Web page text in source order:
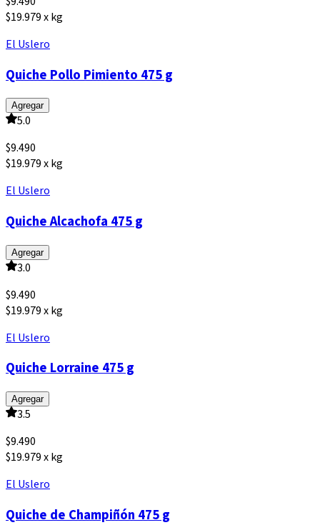
$19.979 x kg
El Uslero
Quiche Pollo Pimiento 475 g
Agregar
5.0
$9.490
$19.979 x kg
El Uslero
Quiche Alcachofa 475 g
Agregar
3.0
$9.490
$19.979 x kg
El Uslero
Quiche Lorraine 475 g
Agregar
3.5
$9.490
$19.979 x kg
El Uslero
Quiche de Champiñón 475 g